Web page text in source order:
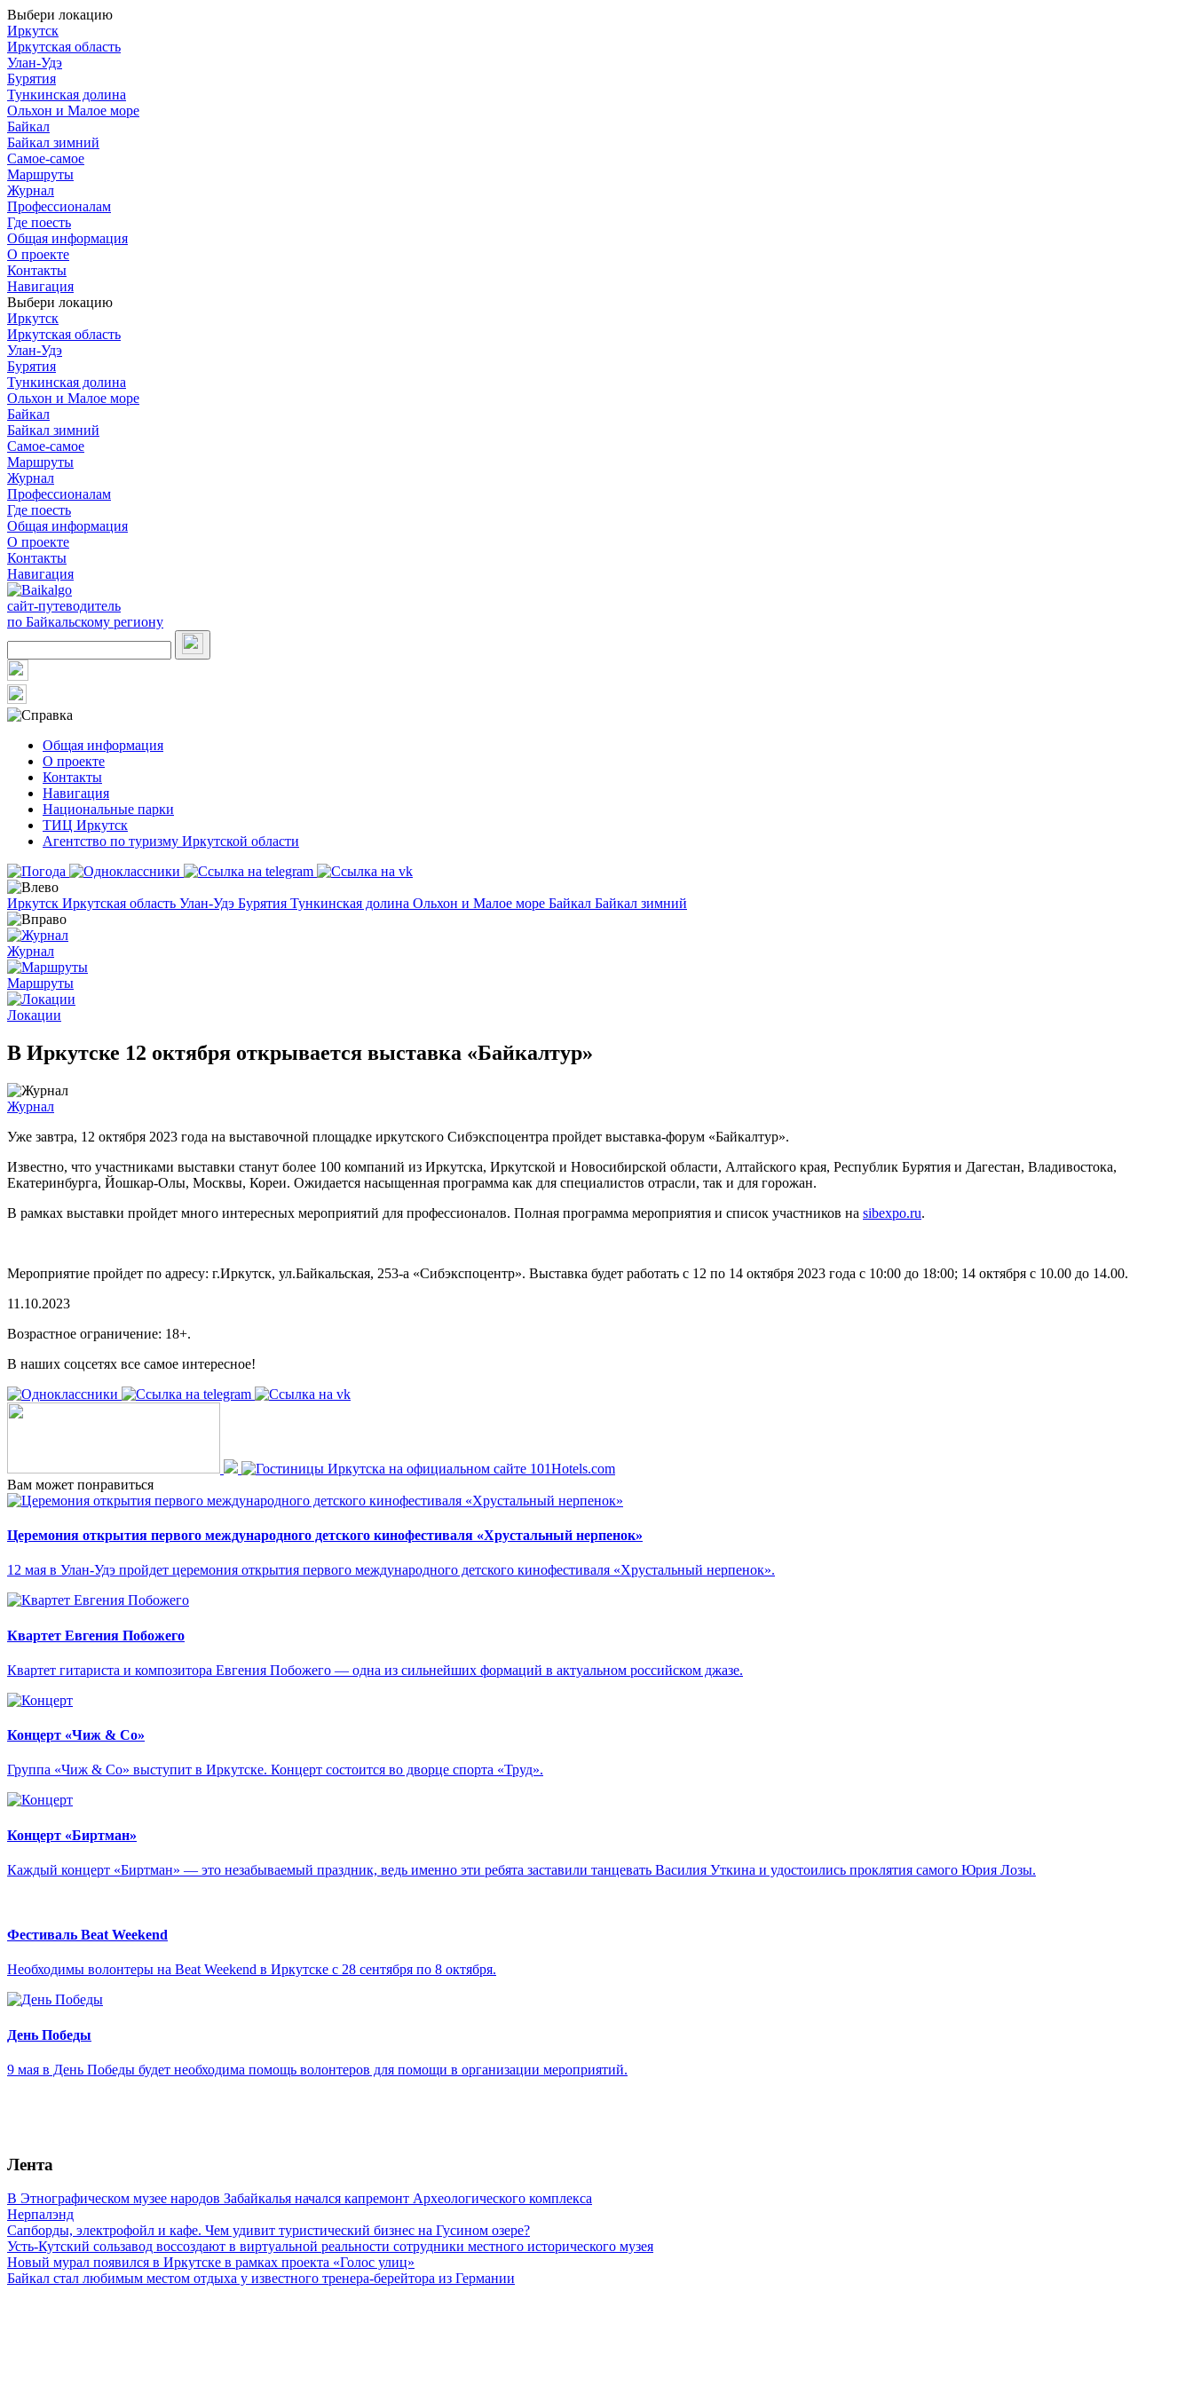
Выбери локацию
Иркутск
Иркутская область
Улан-Удэ
Бурятия
Тункинская долина
Ольхон и Малое море
Байкал
Байкал зимний
Самое-самое
Маршруты
Журнал
Профессионалам
Где поесть
Общая информация
О проекте
Контакты
Навигация
Выбери локацию
Иркутск
Иркутская область
Улан-Удэ
Бурятия
Тункинская долина
Ольхон и Малое море
Байкал
Байкал зимний
Самое-самое
Маршруты
Журнал
Профессионалам
Где поесть
Общая информация
О проекте
Контакты
Навигация
сайт-путеводитель
по Байкальскому региону
Общая информация
О проекте
Контакты
Навигация
Национальные парки
ТИЦ Иркутск
Агентство по туризму Иркутской области
Иркутск Иркутская область Улан-Удэ Бурятия Тункинская долина Ольхон и Малое море Байкал Байкал зимний
Журнал
Маршруты
Локации
В Иркутске 12 октября открывается выставка «Байкалтур»
Журнал
Уже завтра, 12 октября 2023 года на выставочной площадке иркутского Сибэкспоцентра пройдет выставка-форум «Байкалтур».
Известно, что участниками выставки станут более 100 компаний из Иркутска, Иркутской и Новосибирской области, Алтайского края, Республик Бурятия и Дагестан, Владивостока,
Екатеринбурга, Йошкар-Олы, Москвы, Кореи. Ожидается насыщенная программа как для специалистов отрасли, так и для горожан.
В рамках выставки пройдет много интересных мероприятий для профессионалов. Полная программа мероприятия и список участников на sibexpo.ru.
Мероприятие пройдет по адресу: г.Иркутск, ул.Байкальская, 253-а «Сибэкспоцентр». Выставка будет работать с 12 по 14 октября 2023 года с 10:00 до 18:00; 14 октября с 10.00 до 14.00.
11.10.2023
Возрастное ограничение: 18+.
В наших соцсетях все самое интересное!
Вам может понравиться
Церемония открытия первого международного детского кинофестиваля «Хрустальный нерпенок»
12 мая в Улан-Удэ пройдет церемония открытия первого международного детского кинофестиваля «Хрустальный нерпенок».
Квартет Евгения Побожего
Квартет гитариста и композитора Евгения Побожего — одна из сильнейших формаций в актуальном российском джазе.
Концерт «Чиж & Cо»
Группа «Чиж & Co» выступит в Иркутске. Концерт состоится во дворце спорта «Труд».
Концерт «Биртман»
Каждый концерт «Биртман» — это незабываемый праздник, ведь именно эти ребята заставили танцевать Василия Уткина и удостоились проклятия самого Юрия Лозы.
Фестиваль Beat Weekend
Необходимы волонтеры на Beat Weekend в Иркутске с 28 сентября по 8 октября.
День Победы
9 мая в День Победы будет необходима помощь волонтеров для помощи в организации мероприятий.
Лента
В Этнографическом музее народов Забайкалья начался капремонт Археологического комплекса
Нерпалэнд
Сапборды, электрофойл и кафе. Чем удивит туристический бизнес на Гусином озере?
Усть-Кутский сользавод воссоздают в виртуальной реальности сотрудники местного исторического музея
Новый мурал появился в Иркутске в рамках проекта «Голос улиц»
Байкал стал любимым местом отдыха у известного тренера-берейтора из Германии